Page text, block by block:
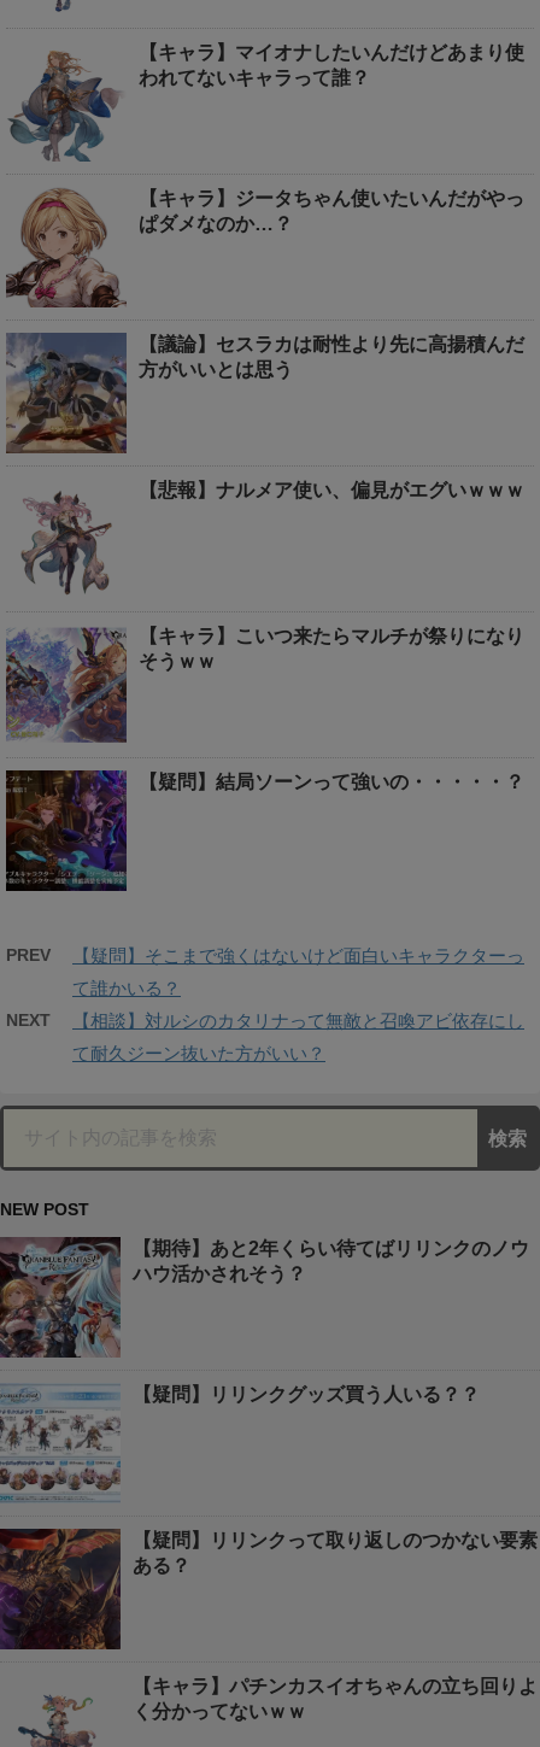
【キャラ】マイオナしたいんだけどあまり使
われてないキャラって誰？
【キャラ】ジータちゃん使いたいんだがやっ
ぱダメなのか…？
【議論】セスラカは耐性より先に高揚積んだ
方がいいとは思う
【悲報】ナルメア使い、偏見がエグいｗｗｗ
【キャラ】こいつ来たらマルチが祭りになり
そうｗｗ
【疑問】結局ソーンって強いの・・・・・？
PREV
【疑問】そこまで強くはないけど面白いキャラクターっ
て誰かいる？
NEXT
【相談】対ルシのカタリナって無敵と召喚アビ依存にし
て耐久ジーン抜いた方がいい？
NEW POST
【期待】あと2年くらい待てばリリンクのノウ
ハウ活かされそう？
【疑問】リリンクグッズ買う人いる？？
【疑問】リリンクって取り返しのつかない要素
ある？
【キャラ】パチンカスイオちゃんの立ち回りよ
く分かってないｗｗ